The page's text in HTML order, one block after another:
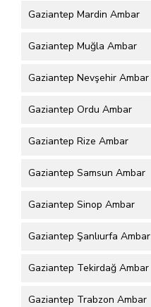
Gaziantep Mardin Ambar
Gaziantep Muğla Ambar
Gaziantep Nevşehir Ambar
Gaziantep Ordu Ambar
Gaziantep Rize Ambar
Gaziantep Samsun Ambar
Gaziantep Sinop Ambar
Gaziantep Şanlıurfa Ambar
Gaziantep Tekirdağ Ambar
Gaziantep Trabzon Ambar